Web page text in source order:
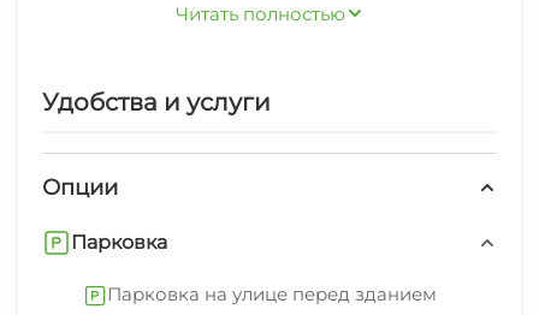
прогулок по парку.
совмещенная с кухней с выходом на балкон, а
На третьем этаже расположено 3 спальни и
Читать полностью
Удобства и услуги
Опции
Парковка
Парковка на улице перед зданием